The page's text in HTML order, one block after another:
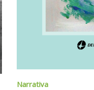
Narrativa